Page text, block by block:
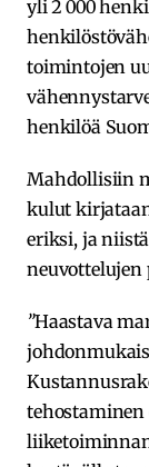
yli 2 000
toimintojen
henkilöä
Mahdollisiin
kulut
eriksi, ja
neuvottelujen
”Haastava